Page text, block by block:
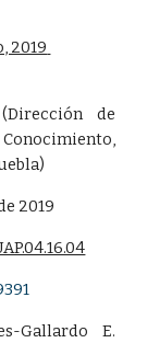
2019
de
2019
Gallardo E.